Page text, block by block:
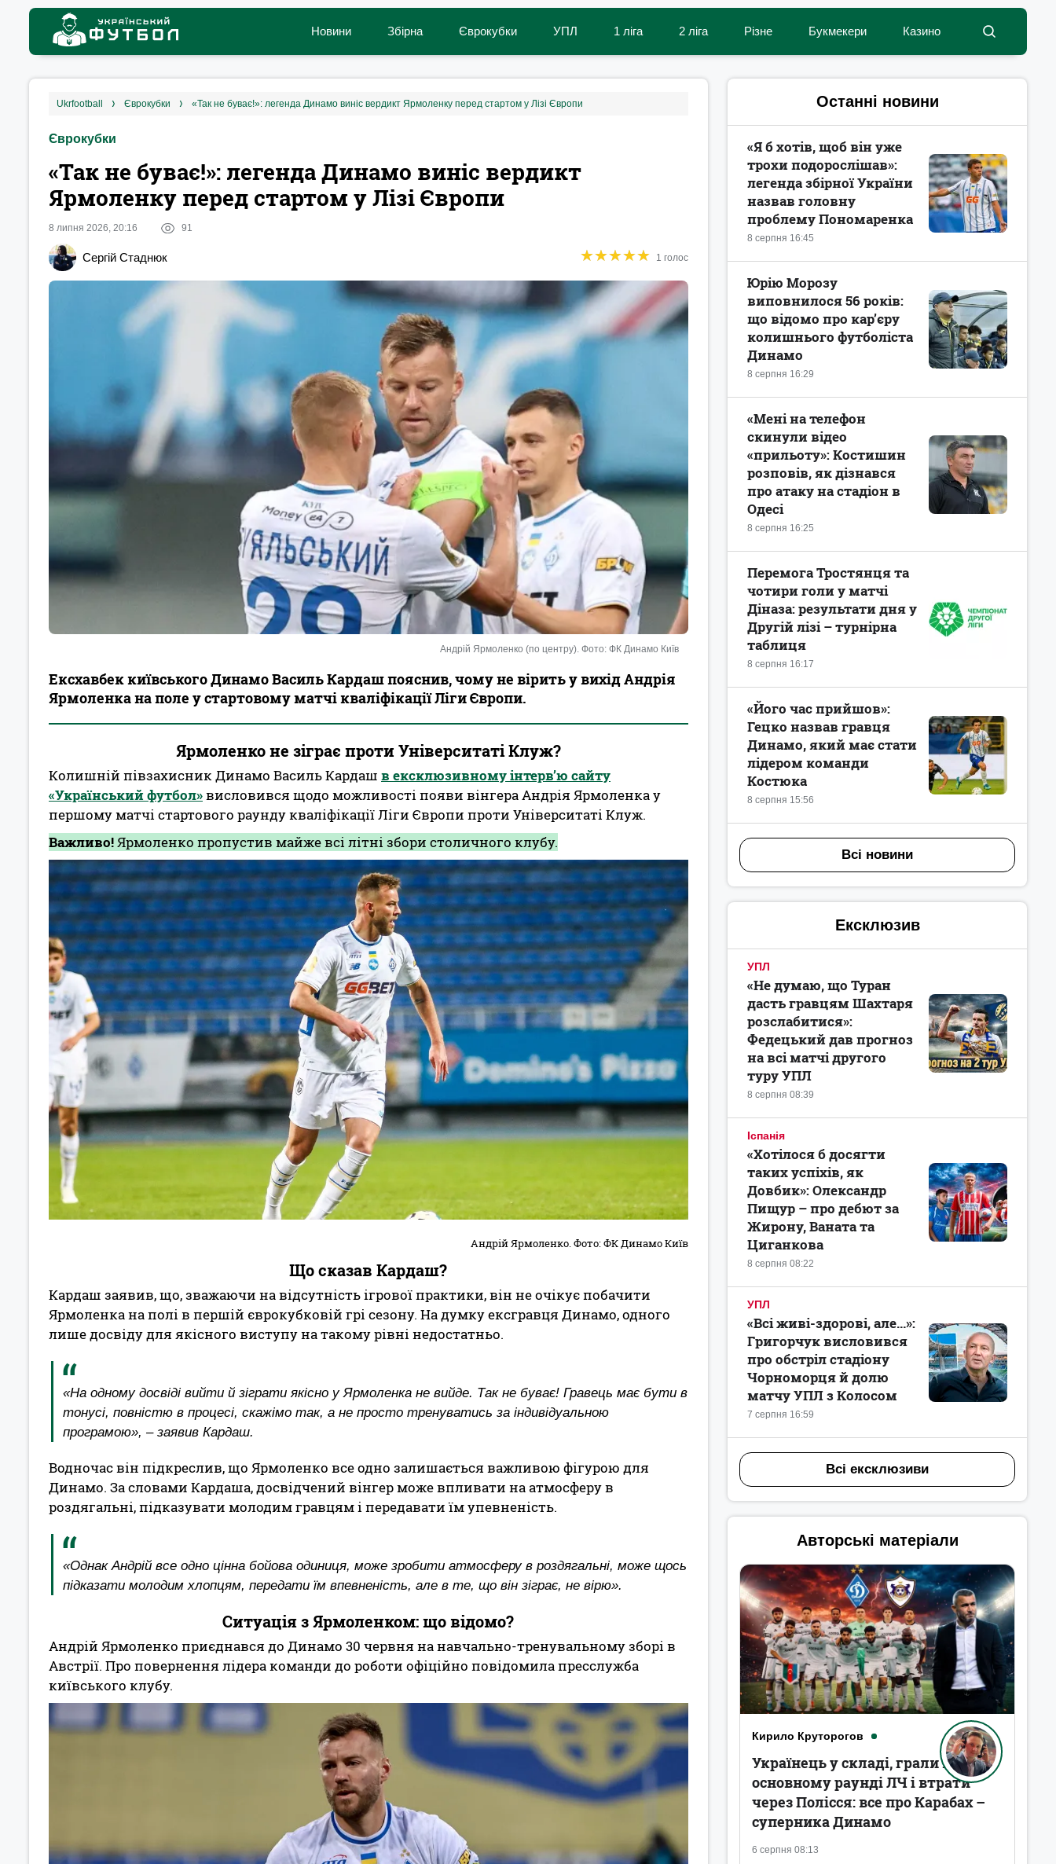
Новини Збірна Єврокубки УПЛ 1 ліга 2 ліга Різне Букмекери Казино
ukrfootball єврокубки «Так не буває!»: легенда Динамо виніс вердикт Ярмоленку перед стартом у Лізі Європи
Єврокубки
«Так не буває!»: легенда Динамо виніс вердикт
Ярмоленку перед стартом у Лізі Європи
8 липня 2026, 20:16 91
Сергій Стаднюк ★★★★★
★★★★★ 1 голос
Андрій Ярмоленко (по центру). Фото: ФК Динамо Київ
Ексхавбек київського Динамо Василь Кардаш пояснив, чому не вірить у вихід Андрія
Ярмоленка на поле у стартовому матчі кваліфікації Ліги Європи.
Ярмоленко не зіграє проти Університаті Клуж?
Колишній півзахисник Динамо Василь Кардаш в ексклюзивному інтерв’ю сайту
«Український футбол»висловився щодо можливості появи вінгера Андрія Ярмоленка у
першому матчі стартового раунду кваліфікації Ліги Європи проти Університаті Клуж.
Важливо!Ярмоленко пропустив майже всі літні збори столичного клубу.
Андрій Ярмоленко. Фото: ФК Динамо Київ
Що сказав Кардаш?
Кардаш заявив, що, зважаючи на відсутність ігрової практики, він не очікує побачити
Ярмоленка на полі в першій єврокубковій грі сезону. На думку ексгравця Динамо, одного
лише досвіду для якісного виступу на такому рівні недостатньо.
«На одному досвіді вийти й зіграти якісно у Ярмоленка не вийде. Так не буває! Гравець має бути в
тонусі, повністю в процесі, скажімо так, а не просто тренуватись за індивідуальною
програмою», – заявив Кардаш.
Водночас він підкреслив, що Ярмоленко все одно залишається важливою фігурою для
Динамо. За словами Кардаша, досвідчений вінгер може впливати на атмосферу в
роздягальні, підказувати молодим гравцям і передавати їм упевненість.
«Однак Андрій все одно цінна бойова одиниця, може зробити атмосферу в роздягальні, може щось
підказати молодим хлопцям, передати їм впевненість, але в те, що він зіграє, не вірю».
Ситуація з Ярмоленком: що відомо?
Андрій Ярмоленко приєднався до Динамо 30 червня на навчально-тренувальному зборі в
Австрії. Про повернення лідера команди до роботи офіційно повідомила пресслужба
київського клубу.
Останні новини
8 серпня 16:45
«Я б хотів, щоб він уже
трохи подорослішав»:
легенда збірної України
назвав головну
проблему Пономаренка
8 серпня 16:29
Юрію Морозу
виповнилося 56 років:
що відомо про кар’єру
колишнього футболіста
Динамо
8 серпня 16:25
«Мені на телефон
скинули відео
«прильоту»: Костишин
розповів, як дізнався
про атаку на стадіон в
Одесі
8 серпня 16:17
Перемога Тростянця та
чотири голи у матчі
Діназа: результати дня у
Другій лізі – турнірна
таблиця
8 серпня 15:56
«Його час прийшов»:
Гецко назвав гравця
Динамо, який має стати
лідером команди
Костюка
Всі новини
Ексклюзив
УПЛ
8 серпня 08:39
«Не думаю, що Туран
дасть гравцям Шахтаря
розслабитися»:
Федецький дав прогноз
на всі матчі другого
туру УПЛ
Іспанія
8 серпня 08:22
«Хотілося б досягти
таких успіхів, як
Довбик»: Олександр
Пищур – про дебют за
Жирону, Ваната та
Циганкова
УПЛ
7 серпня 16:59
«Всі живі-здорові, але...»:
Григорчук висловився
про обстріл стадіону
Чорноморця й долю
матчу УПЛ з Колосом
Всі ексклюзиви
Авторські матеріали
Кирило Круторогов
6 серпня 08:13
Українець у складі, грали в
основному раунді ЛЧ і втрати
через Полісся: все про Карабах –
суперника Динамо